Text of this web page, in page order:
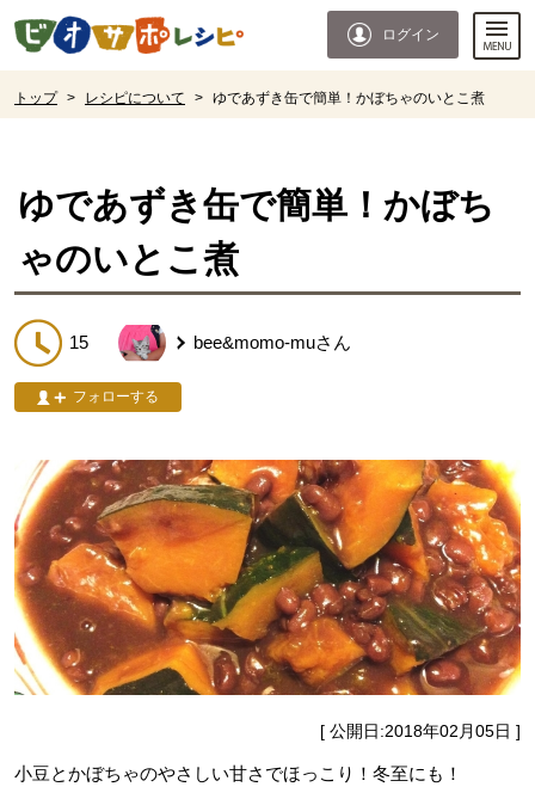
ページの先頭です。
ログイン
トップ > レシピについて > ゆであずき缶で簡単！かぼちゃのいとこ煮
ゆであずき缶で簡単！かぼち
ゃのいとこ煮
15 bee&momo-muさん
フォローする
[ 公開日:2018年02月05日 ]
小豆とかぼちゃのやさしい甘さでほっこり！冬至にも！